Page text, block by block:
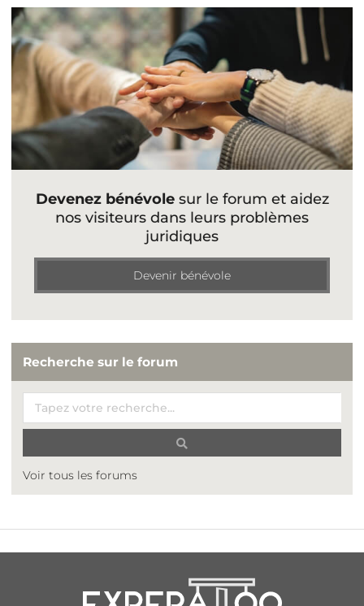
Devenez bénévolesur le forum et aidez
nos visiteurs dans leurs problèmes
juridiques
Devenir bénévole
Recherche sur le forum
Voir tous les forums